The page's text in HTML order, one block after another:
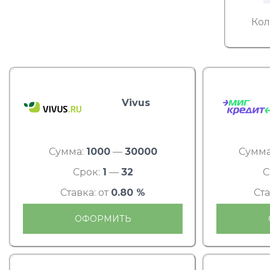
Vivus
Сумма: 1000— 30000
Срок: 1 — 32
Ставка: от 0.80 %
ОФОРМИТЬ